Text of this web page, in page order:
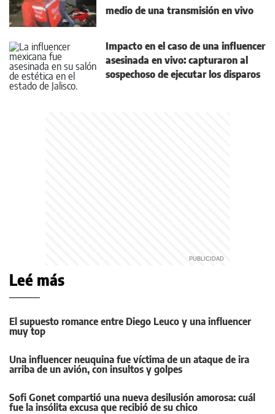
medio de una transmisión en vivo
Impacto en el caso de una influencer
asesinada en vivo: capturaron al
sospechoso de ejecutar los disparos
Leé más
El supuesto romance entre Diego Leuco y una influencer
muy top
Una influencer neuquina fue víctima de un ataque de ira
arriba de un avión, con insultos y golpes
Sofi Gonet compartió una nueva desilusión amorosa: cuál
fue la insólita excusa que recibió de su chico